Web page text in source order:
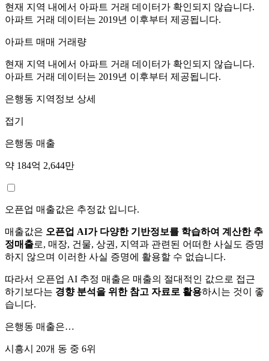
현재 지역 내에서 아파트 거래 데이터가 확인되지 않습니다.
아파트 거래 데이터는 2019년 이후부터 제공됩니다.
아파트 매매 거래량
현재 지역 내에서 아파트 거래 데이터가 확인되지 않습니다.
아파트 거래 데이터는 2019년 이후부터 제공됩니다.
은행동 지역정보 상세
접기
은행동 매출
약 184억 2,644만
오픈업 매출값은 추정값 입니다.
매출값은 오픈업 AI가 다양한 기반정보를 학습하여 계산한 추
정매출로, 매장, 건물, 상권, 지역과 관련된 어떠한 사실도 증명
하지 않으며 이러한 사실 증명에 활용할 수 없습니다.
따라서 오픈업 AI 추정 매출은 매출의 절대적인 값으로 접근
하기보다는 경향 분석을 위한 참고 자료로 활용하시는 것이 좋
습니다.
은행동 매출은…
시흥시 20개 동 중 6위